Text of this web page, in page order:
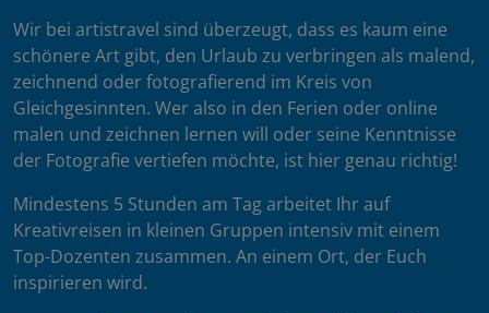
Wir bei artistravel sind überzeugt, dass es kaum eine
schönere Art gibt, den Urlaub zu verbringen als malend,
zeichnend oder fotografierend im Kreis von
Gleichgesinnten. Wer also in den Ferien oder online
malen und zeichnen lernen will oder seine Kenntnisse
der Fotografie vertiefen möchte, ist hier genau richtig!
Mindestens 5 Stunden am Tag arbeitet Ihr auf
Kreativreisen in kleinen Gruppen intensiv mit einem
Top-Dozenten zusammen. An einem Ort, der Euch
inspirieren wird.